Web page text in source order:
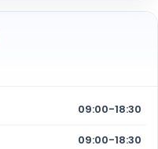
09:00-18:30
09:00-18:30